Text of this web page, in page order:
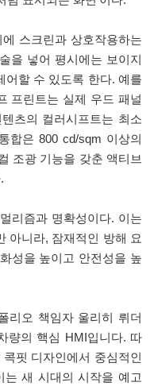
스크린과 상호작용하는
을 넣어 평시에는 보이지
어할 수 있도록 한다. 예를
프린트는 실제 우드 패널
츠의 컬러시프트는 최소
합은 800 cd/sqm 이상의
조광 기능을 갖춘 액티브
리즘과 명확성이다. 이는
아니라, 잠재적인 방해 요
성을 높이고 안전성을 높
리오 책임자 울리히 뤼더
량의 핵심 HMI입니다. 따
핏 디자인에서 중심적인
는 새 시대의 시작을 예고